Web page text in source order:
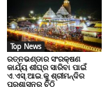
Top News
ରତ୍ନଭଣ୍ଡାର ସଂରକ୍ଷଣ
କାର୍ଯ୍ୟ ଶୀଘ୍ର ସାରିବା ପାଇଁ
ଏ.ଏସ୍.ଆଇ.କୁ ଶ୍ରୀମନ୍ଦିର
ପ୍ରଶାସନର ଚିଠି